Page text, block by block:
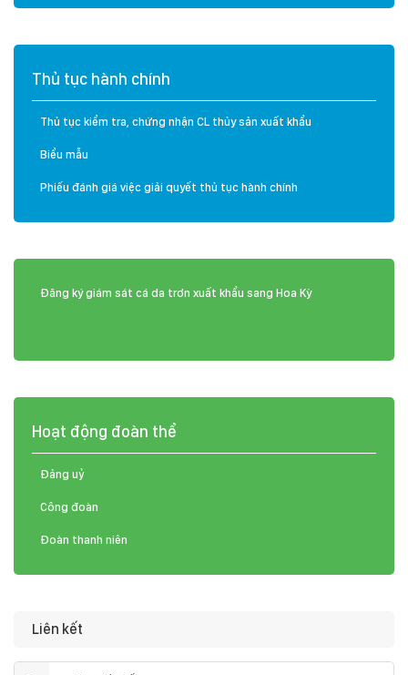
Thủ tục hành chính
Thủ tục kiểm tra, chứng nhận CL thủy sản xuất khẩu
Biểu mẫu
Phiếu đánh giá việc giải quyết thủ tục hành chính
Đăng ký giám sát cá da trơn xuất khẩu sang Hoa Kỳ
Hoạt động đoàn thể
Đảng uỷ
Công đoàn
Đoàn thanh niên
Liên kết